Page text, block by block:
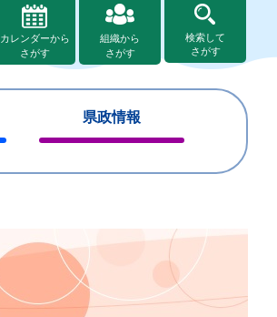
カレンダーから
さがす
組織から
さがす
検索して
さがす
県政情報
じ